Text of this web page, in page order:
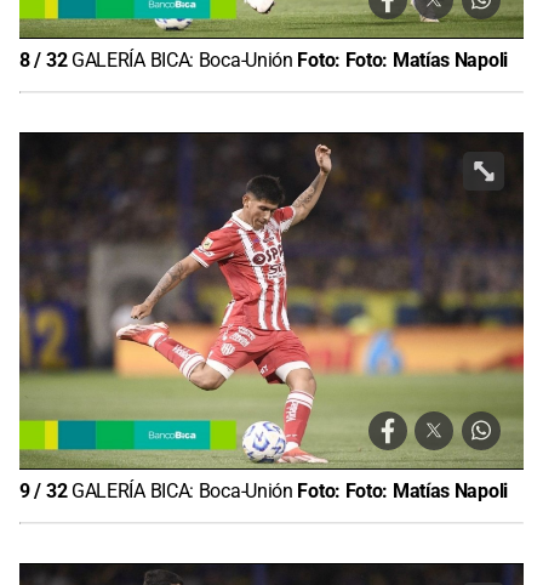
8/ 32 GALERÍA BICA: Boca-Unión Foto: Foto: Matías Napoli
9/ 32 GALERÍA BICA: Boca-Unión Foto: Foto: Matías Napoli